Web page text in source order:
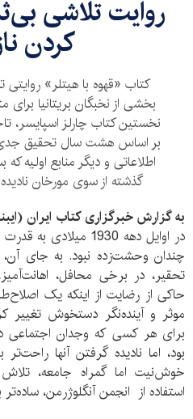
روایت تلاشی
کردن
کتاب «قهوه با هیتلر»
بخشی از نخبگان بریتانیا
نخستین کتاب چارلز اسپایسر،
بر اساس هشت سال تحقیق جدی
اطلاعاتی و دیگر منابع اولیه
گذشته از سوی مورخان
به گزارش خبرگزاری کتاب ایران
در اوایل دهه 1930
چندان وحشت‌زده نبود. به جای
تحقیر، در برخی محافل،
حاکی از رضایت از اینکه یک
موثر و آینده‌نگر دستخوش تغییر
برای هر کسی که وجدان اجتماعی
بود، اما نادیده گرفتن آنها
خوش‌نیت اما گمراه جامعه،
استفاده از انجمن آنگلوژرمن، ساده‌تر